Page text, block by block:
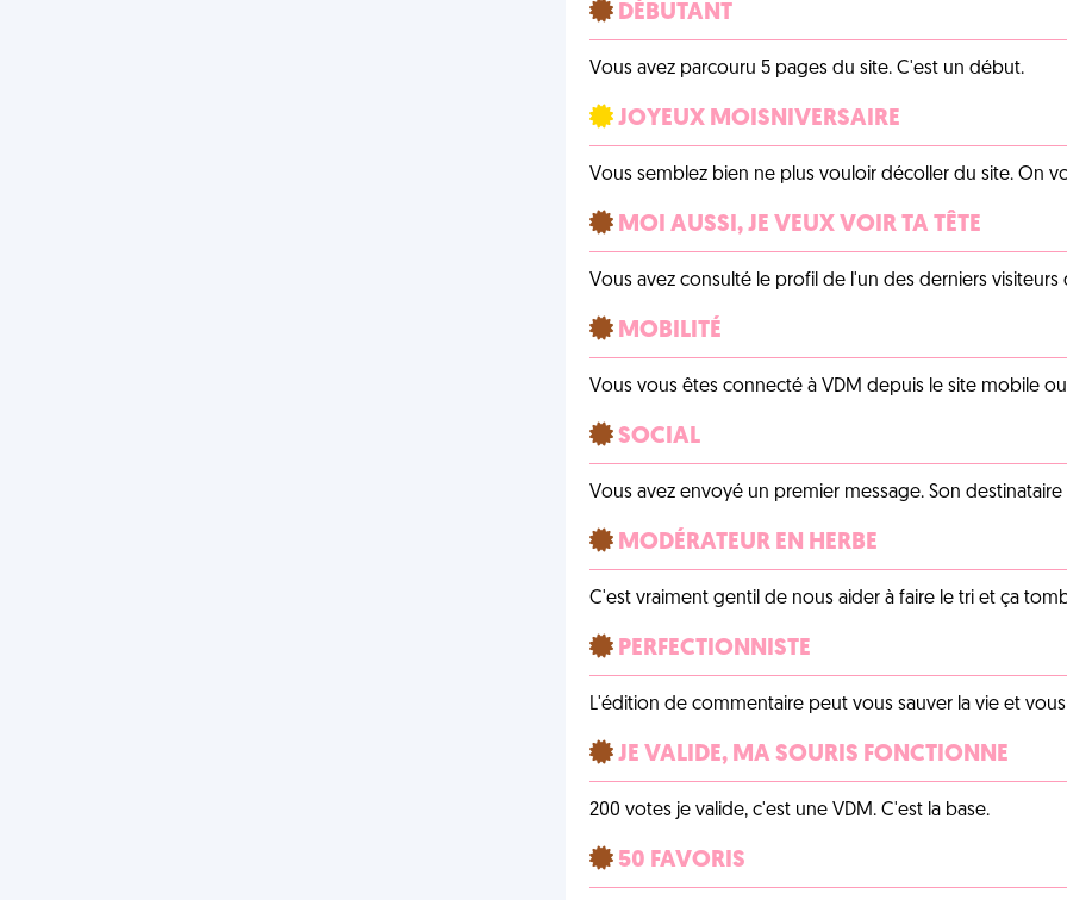
DÉBUTANT
Vous avez parcouru 5 pages du site. C'est un début.
JOYEUX MOISNIVERSAIRE
Vous semblez bien ne plus vouloir décoller du site. On
MOI AUSSI, JE VEUX VOIR TA TÊTE
Vous avez consulté le profil de l'un des derniers
MOBILITÉ
Vous vous êtes connecté à VDM depuis le site mobile
SOCIAL
Vous avez envoyé un premier message. Son
MODÉRATEUR EN HERBE
C'est vraiment gentil de nous aider à faire le tri et ça
PERFECTIONNISTE
L'édition de commentaire peut vous sauver la vie et
JE VALIDE, MA SOURIS FONCTIONNE
200 votes je valide, c'est une VDM. C'est la base.
50 FAVORIS